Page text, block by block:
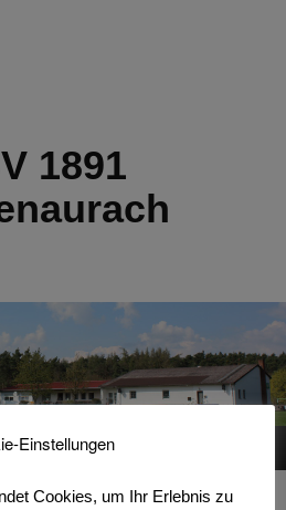
1891
Menu
Einstellungen
Cookies, um Ihr Erlebnis zu